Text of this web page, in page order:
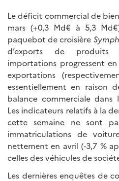
Le déficit commercial de
mars (+0,3 Md€ à 5,3
paquebot de croisière
d’exports de produits
importations progressent
exportations
essentiellement en raison
balance commerciale dans
Les indicateurs relatifs à la
cette semaine ne sont
immatriculations de
nettement en avril (‑3,7 %
celles des véhicules de
Les dernières enquêtes de